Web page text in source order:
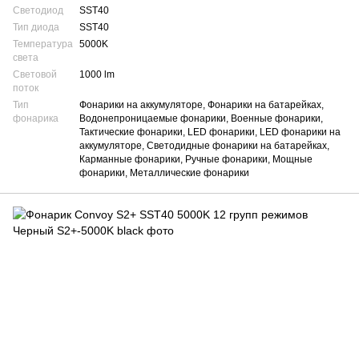
Светодиод
SST40
Тип диода
SST40
Температура
света
5000K
Световой
поток
1000 lm
Тип
фонарика
Фонарики на аккумуляторе, Фонарики на батарейках,
Водонепроницаемые фонарики, Военные фонарики,
Тактические фонарики, LED фонарики, LED фонарики на
аккумуляторе, Светодидные фонарики на батарейках,
Карманные фонарики, Ручные фонарики, Мощные
фонарики, Металлические фонарики